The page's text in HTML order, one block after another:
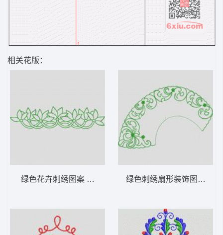
相关花版：
绿色花卉刺绣图案 植物花型 绿色刺绣扇形装饰图案 植